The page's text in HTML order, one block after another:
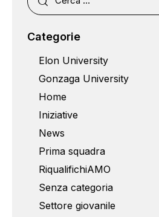
Categorie
Elon University
Gonzaga University
Home
Iniziative
News
Prima squadra
RiqualifichiAMO
Senza categoria
Settore giovanile